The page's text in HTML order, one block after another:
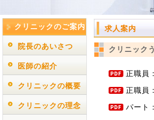
クリニックのご案内
院長のあいさつ
医師の紹介
クリニックの概要
クリニックの理念
求人案内
クリニック
正職員
正職員
パート